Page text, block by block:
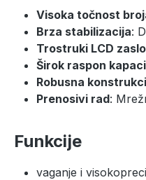
Visoka točnost
Brza stabilizacija:
Trostruki LCD
Širok raspon
Robusna
Prenosivi rad:
Funkcije
vaganje i